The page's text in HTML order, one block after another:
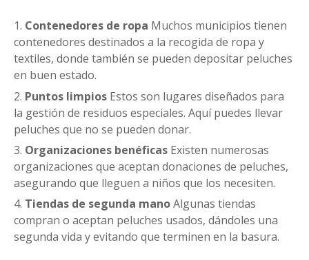
Contenedores de ropa Muchos municipios tienen
contenedores destinados a la recogida de ropa y
textiles, donde también se pueden depositar peluches
en buen estado.
Puntos limpios Estos son lugares diseñados para
la gestión de residuos especiales. Aquí puedes llevar
peluches que no se pueden donar.
Organizaciones benéficas Existen numerosas
organizaciones que aceptan donaciones de peluches,
asegurando que lleguen a niños que los necesiten.
Tiendas de segunda manoAlgunas tiendas
compran o aceptan peluches usados, dándoles una
segunda vida y evitando que terminen en la basura.